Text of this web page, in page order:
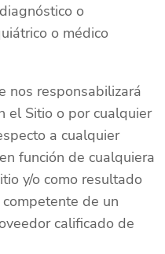
o
o médico
nos responsabilizará
el Sitio o por cualquier
a cualquier
función de cualquiera
y/o como resultado
de un
calificado de